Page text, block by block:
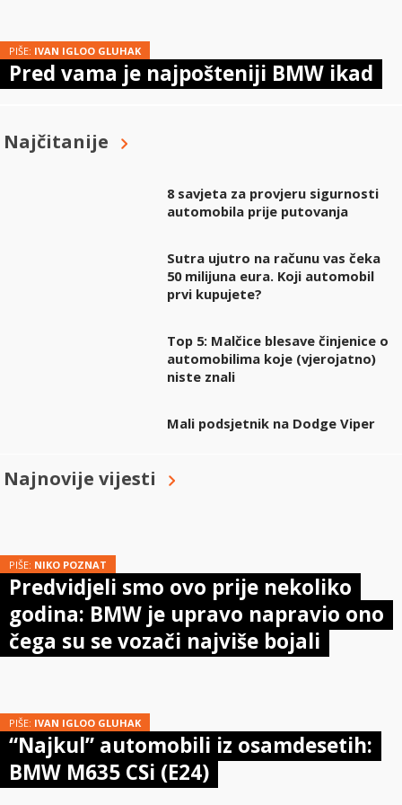
PIŠE: IVAN IGLOO GLUHAK
Pred vama je najpošteniji BMW ikad
Najčitanije
8 savjeta za provjeru sigurnosti
automobila prije putovanja
Sutra ujutro na računu vas čeka
50 milijuna eura. Koji automobil
prvi kupujete?
Top 5: Malčice blesave činjenice o
automobilima koje (vjerojatno)
niste znali
Mali podsjetnik na Dodge Viper
Najnovije vijesti
PIŠE: NIKO POZNAT
Predvidjeli smo ovo prije nekoliko
godina: BMW je upravo napravio ono
čega su se vozači najviše bojali
PIŠE: IVAN IGLOO GLUHAK
“Najkul” automobili iz osamdesetih:
BMW M635 CSi (E24)